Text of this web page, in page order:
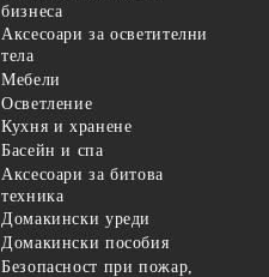
бизнеса
Аксесоари за осветителни
тела
Мебели
Осветление
Кухня и хранене
Басейн и спа
Аксесоари за битова
техника
Домакински уреди
Домакински пособия
Безопасност при пожар,